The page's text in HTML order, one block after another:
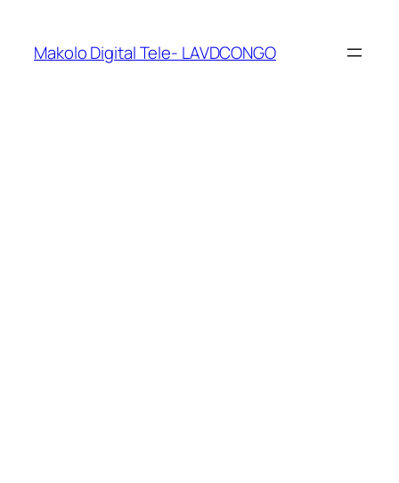
Makolo Digital Tele- LAVDCONGO